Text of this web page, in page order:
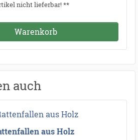
nicht lieferbar! **
Warenkorb
auch
aus Holz